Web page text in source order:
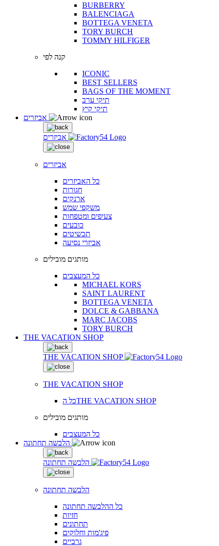
BURBERRY
BALENCIAGA
BOTTEGA VENETA
TORY BURCH
TOMMY HILFIGER
קנה לפי
ICONIC
BEST SELLERS
BAGS OF THE MOMENT
תיקי ערב
תיקי קיץ
אביזרים
אביזרים
כל האביזרים
חגורות
ארנקים
משקפי שמש
צעיפים ומטפחות
כובעים
תכשיטים
אביזרי נסיעה
מותגים מובילים
כל המעצבים
MICHAEL KORS
SAINT LAURENT
BOTTEGA VENETA
DOLCE & GABBANA
MARC JACOBS
TORY BURCH
THE VACATION SHOP
THE VACATION SHOP
THE VACATION SHOP
כל הTHE VACATION SHOP
מותגים מובילים
כל המעצבים
הלבשה תחתונה
הלבשה תחתונה
כל ההלבשה תחתונה
חזיות
תחתונים
פיג'מות וחלוקים
גרביים